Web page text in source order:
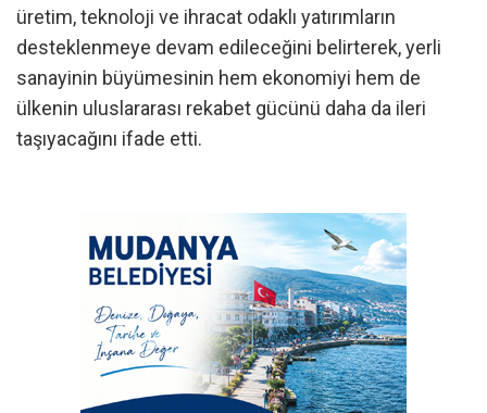
üretim, teknoloji ve ihracat odaklı yatırımların
desteklenmeye devam edileceğini belirterek, yerli
sanayinin büyümesinin hem ekonomiyi hem de
ülkenin uluslararası rekabet gücünü daha da ileri
taşıyacağını ifade etti.